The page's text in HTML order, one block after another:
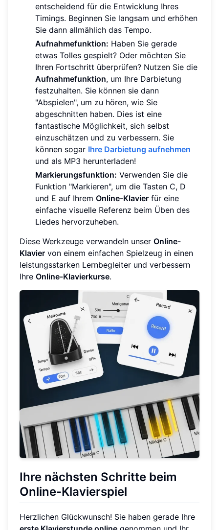
entscheidend für die Entwicklung Ihres
Timings. Beginnen Sie langsam und erhöhen
Sie dann allmählich das Tempo.
Aufnahmefunktion: Haben Sie gerade
etwas Tolles gespielt? Oder möchten Sie
Ihren Fortschritt überprüfen? Nutzen Sie die
Aufnahmefunktion, um Ihre Darbietung
festzuhalten. Sie können sie dann
"Abspielen", um zu hören, wie Sie
abgeschnitten haben. Dies ist eine
fantastische Möglichkeit, sich selbst
einzuschätzen und zu verbessern. Sie
können sogar Ihre Darbietung aufnehmen
und als MP3 herunterladen!
Markierungsfunktion: Verwenden Sie die
Funktion "Markieren", um die Tasten C, D
und E auf Ihrem Online-Klavier für eine
einfache visuelle Referenz beim Üben des
Liedes hervorzuheben.
Diese Werkzeuge verwandeln unser Online-
Klavier von einem einfachen Spielzeug in einen
leistungsstarken Lernbegleiter und verbessern
Ihre Online-Klavierkurse.
Ihre nächsten Schritte beim
Online-Klavierspiel
Herzlichen Glückwunsch! Sie haben gerade Ihre